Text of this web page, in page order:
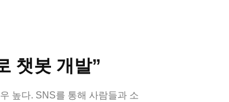
챗봇 개발”
높다. SNS를 통해 사람들과 소